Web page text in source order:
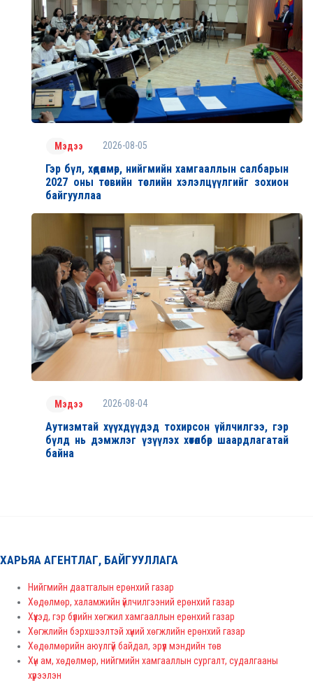
Мэдээ 2026-08-05
Гэр бүл, хөдөлмөр, нийгмийн хамгааллын салбарын
2027 оны төсвийн төслийн хэлэлцүүлгийг зохион
байгууллаа
Мэдээ 2026-08-04
Аутизмтай хүүхдүүдэд тохирсон үйлчилгээ, гэр
бүлд нь дэмжлэг үзүүлэх хөтөлбөр шаардлагатай
байна
ХАРЬЯА АГЕНТЛАГ, БАЙГУУЛЛАГА
Нийгмийн даатгалын ерөнхий газар
Хөдөлмөр, халамжийн үйлчилгээний ерөнхий газар
Хүүхэд, гэр бүлийн хөгжил хамгааллын ерөнхий газар
Хөгжлийн бэрхшээлтэй хүний хөгжлийн ерөнхий газар
Хөдөлмөрийн аюулгүй байдал, эрүүл мэндийн төв
Хүн ам, хөдөлмөр, нийгмийн хамгааллын сургалт, судалгааны
хүрээлэн